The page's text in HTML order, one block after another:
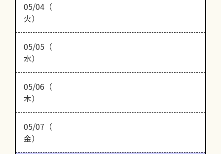
05/04（
火）
05/05（
水）
05/06（
木）
05/07（
金）